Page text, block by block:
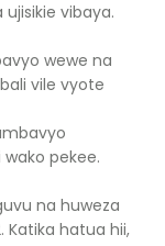
vibaya.
wewe na
vile vyote
pekee.
na huweza
Katika hatua hii,